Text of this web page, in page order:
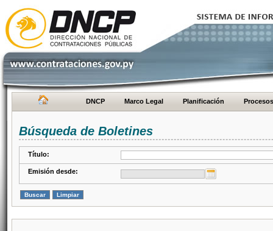
DNCP Marco Legal Planificación Procesos
Búsqueda de Boletines
Título:
Emisión desde: